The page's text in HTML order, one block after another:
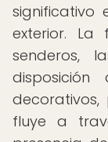
significativo
exterior.
senderos,
fluye a